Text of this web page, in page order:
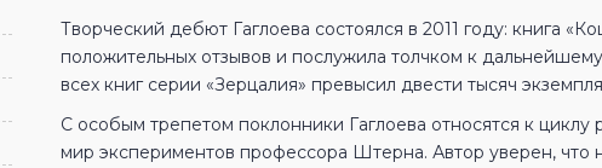
Творческий дебют Гаглоева состоялся в 2011 году: книга
положительных отзывов и послужила толчком к
всех книг серии «Зерцалия» превысил двести тысяч
С особым трепетом поклонники Гаглоева относятся к
мир экспериментов профессора Штерна. Автор уверен, что